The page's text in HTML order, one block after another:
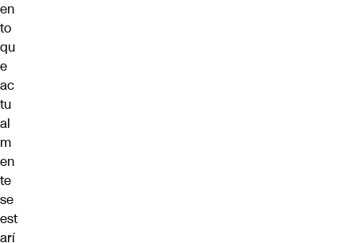
en
to
qu
e
ac
tu
al
m
en
te
se
est
arí